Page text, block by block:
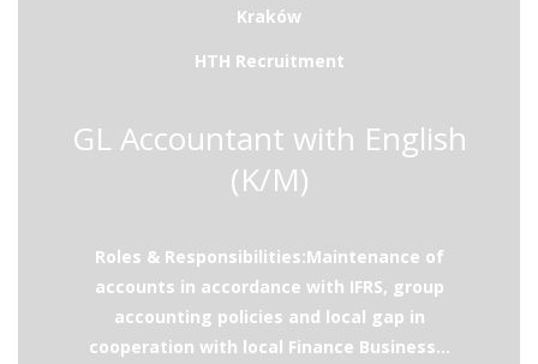
Kraków
HTH Recruitment
GL Accountant with English
(K/M)
Roles & Responsibilities:Maintenance of
accounts in accordance with IFRS, group
accounting policies and local gap in
cooperation with local Finance Business...